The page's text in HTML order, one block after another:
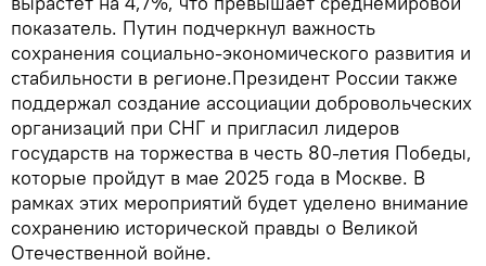
показатель. Путин подчеркнул важность
сохранения социально-экономического развития и
стабильности в регионе.Президент России также
поддержал создание ассоциации добровольческих
организаций при СНГ и пригласил лидеров
государств на торжества в честь 80-летия Победы,
которые пройдут в мае 2025 года в Москве. В
рамках этих мероприятий будет уделено внимание
сохранению исторической правды о Великой
Отечественной войне.